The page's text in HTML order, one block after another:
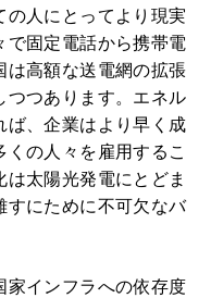
の人にとってより現実
で固定電話から携帯電
は高額な送電網の拡張
つつあります。エネル
ば、企業はより早く成
の人々を雇用するこ
太陽光発電にとどま
すにために不可欠なバ
家インフラへの依存度